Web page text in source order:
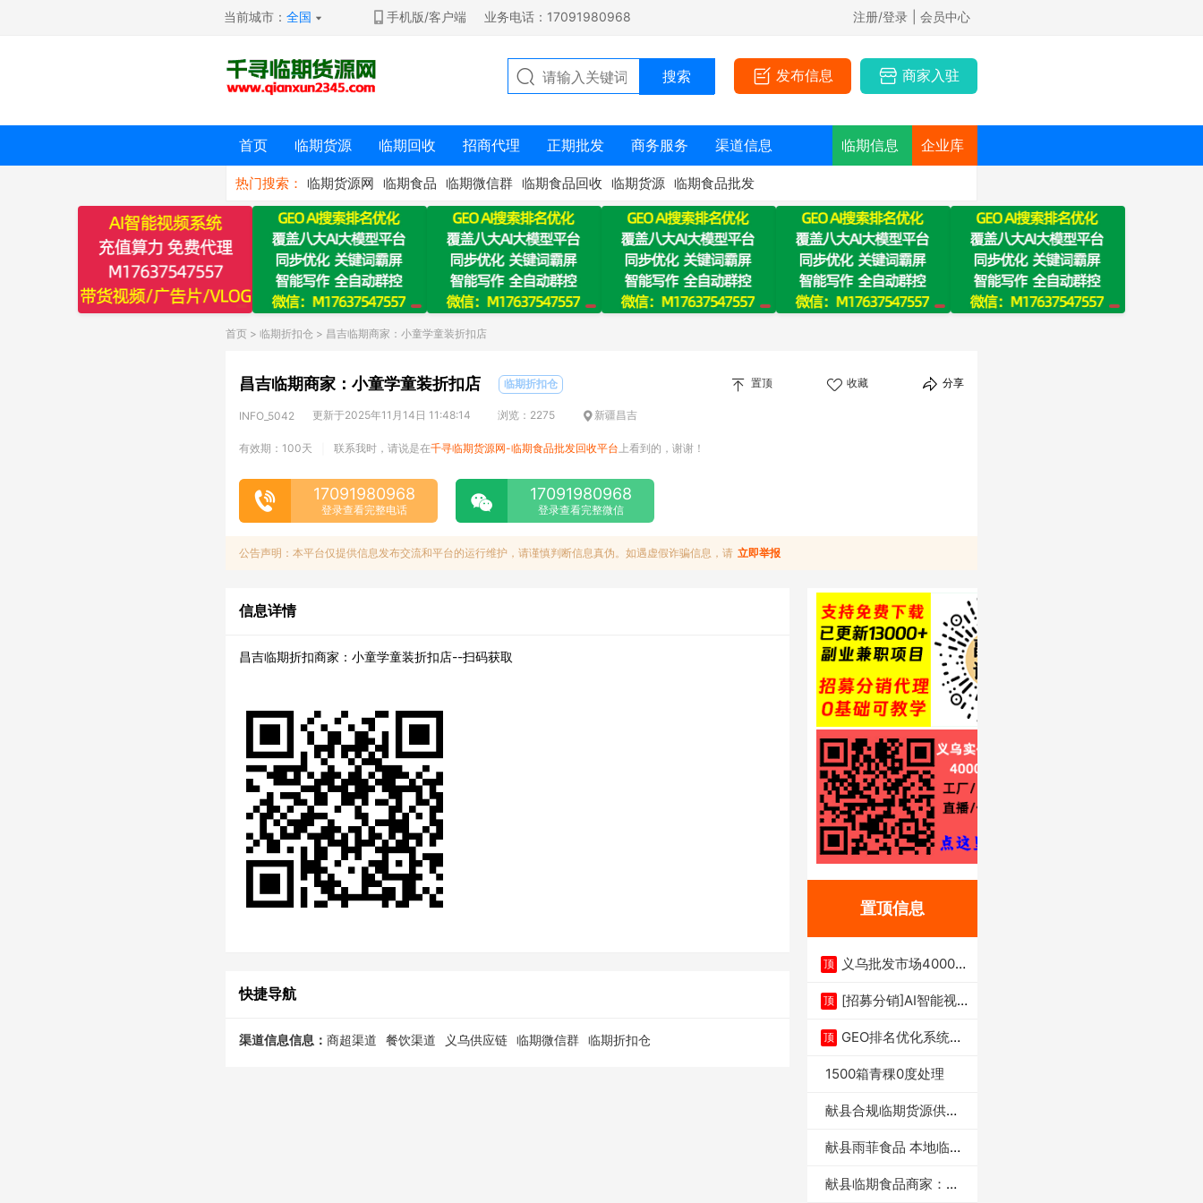
当前城市：全国 手机版/客户端 业务电话：17091980968 注册/登录 | 会员中心
发布信息 商家入驻
首页 临期货源 临期回收 招商代理 正期批发 商务服务 渠道信息 临期信息 企业库
热门搜索： 临期货源网 临期食品 临期微信群 临期食品回收 临期货源 临期食品批发
首页 > 临期折扣仓 > 昌吉临期商家：小童学童装折扣店
昌吉临期商家：小童学童装折扣店 临期折扣仓 置顶 收藏 分享
INFO_5042 更新于2025年11月14日 11:48:14 浏览：2275 新疆昌吉
有效期：100天 联系我时，请说是在千寻临期货源网-临期食品批发回收平台 上看到的，谢谢！
17091980968
登录查看完整电话
17091980968
登录查看完整微信
公告声明：本平台仅提供信息发布交流和平台的运行维护，请谨慎判断信息真伪。如遇虚假诈骗信息，请 立即举报
信息详情
昌吉临期折扣商家：小童学童装折扣店--扫码获取
快捷导航
渠道信息信息： 商超渠道 餐饮渠道 义乌供应链 临期微信群 临期折扣仓
置顶信息
顶
义乌批发市场4000多
顶 [招募分销]AI智能视
顶 GEO排名优化系统+A
1500箱青稞0度处理
献县合规临期货源供货
献县雨菲食品 本地临期
献县临期食品商家：献